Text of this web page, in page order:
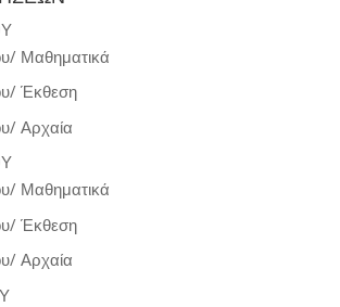
Μαθηματικά
Έκθεση
Αρχαία
Μαθηματικά
Έκθεση
Αρχαία